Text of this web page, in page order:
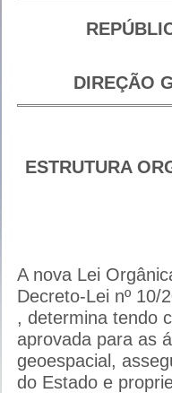
DIREÇÃO
ESTRUTURA
A nova Lei
Decreto-Lei nº 10/
, determina tendo
aprovada para as
geoespacial,
do Estado e